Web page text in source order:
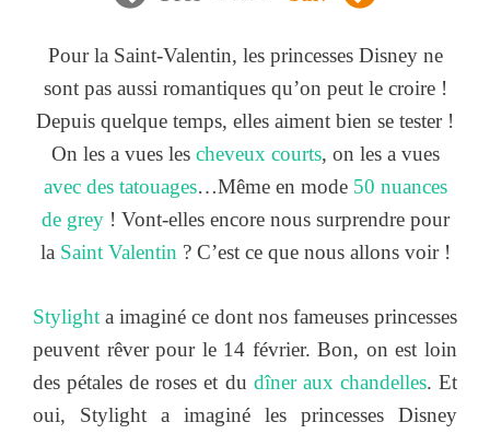
Pour la Saint-Valentin, les princesses Disney ne
sont pas aussi romantiques qu’on peut le croire !
Depuis quelque temps, elles aiment bien se tester !
On les a vues les cheveux courts, on les a vues
avec des tatouages…Même en mode 50 nuances
de grey ! Vont-elles encore nous surprendre pour
la Saint Valentin ? C’est ce que nous allons voir !
Stylight a imaginé ce dont nos fameuses princesses
peuvent rêver pour le 14 février. Bon, on est loin
des pétales de roses et du dîner aux chandelles. Et
oui, Stylight a imaginé les princesses Disney